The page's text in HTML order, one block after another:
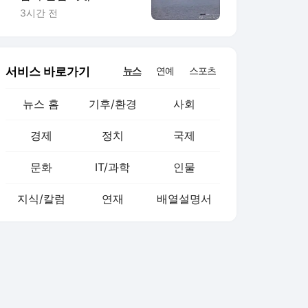
반 배상해야"
3시간 전
서비스 바로가기 뉴스 연예 스포츠
뉴스 홈 기후/환경 사회
경제 정치 국제
문화 IT/과학 인물
지식/칼럼 연재 배열설명서